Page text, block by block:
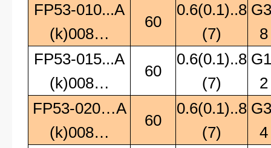
FP53-010...A
(k)008…
60
0.6(0.1)..8
(7)
8
FP53-015...A
(k)008…
60
0.6(0.1)..8
(7)
2
FP53-020…A
(k)008…
60
0.6(0.1)..8
(7)
4